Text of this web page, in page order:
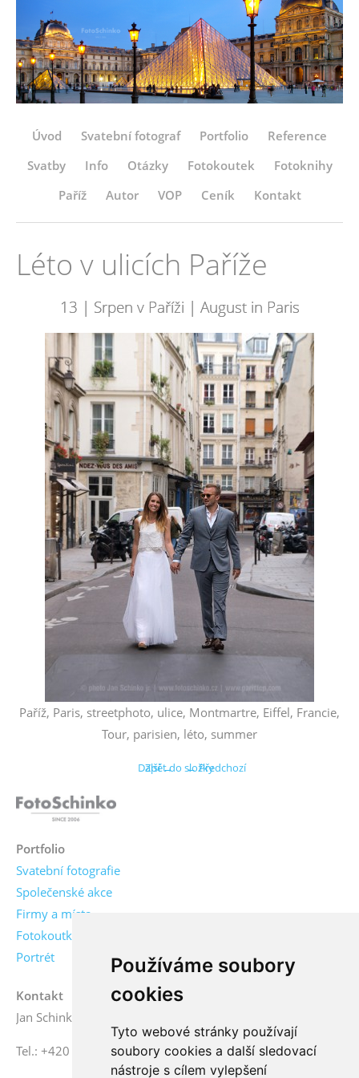
Používáme soubory
cookies
Tyto webové stránky používají
soubory cookies a další sledovací
nástroje s cílem vylepšení
Úvod Svatební fotograf Portfolio
Reference
Svatby
Info Otázky Fotokoutek
Fotoknihy
Paříž
Autor VOP Ceník Kontakt
Léto v ulicích Paříže
13 | Srpen v Paříži | August in Paris
Paříž, Paris, streetphoto, ulice, Montmartre, Eiffel, Francie,
Tour, parisien, léto, summer
← Předchozí
Další →
Zpět do složky
Portfolio
Svatební fotografie
Společenské akce
Firmy a místa
Fotokoutky
Portrét
Kontakt
Jan Schinko jr., fotograf
Tel.: +420 776 771 000